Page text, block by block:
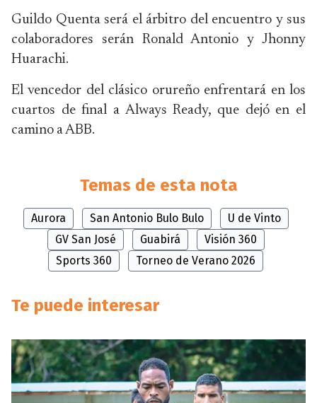
Guildo Quenta será el árbitro del encuentro y sus
colaboradores serán Ronald Antonio y Jhonny
Huarachi.
El vencedor del clásico orureño enfrentará en los
cuartos de final a Always Ready, que dejó en el
camino a ABB.
Temas de esta nota
Aurora San Antonio Bulo Bulo
U de Vinto
GV San José
Guabirá
Visión 360
Sports 360
Torneo de Verano 2026
Te puede interesar